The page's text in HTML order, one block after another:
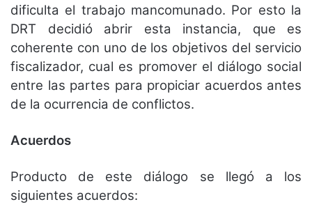
dificulta el trabajo mancomunado. Por esto la
DRT decidió abrir esta instancia, que es
coherente con uno de los objetivos del servicio
fiscalizador, cual es promover el diálogo social
entre las partes para propiciar acuerdos antes
de la ocurrencia de conflictos.
Acuerdos
Producto de este diálogo se llegó a los
siguientes acuerdos: